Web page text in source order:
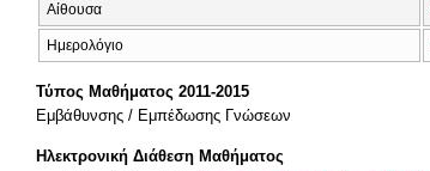
Αίθουσα
Ημερολόγιο
Τύπος Μαθήματος 2011-2015
Εμβάθυνσης / Εμπέδωσης Γνώσεων
Ηλεκτρονική Διάθεση Μαθήματος